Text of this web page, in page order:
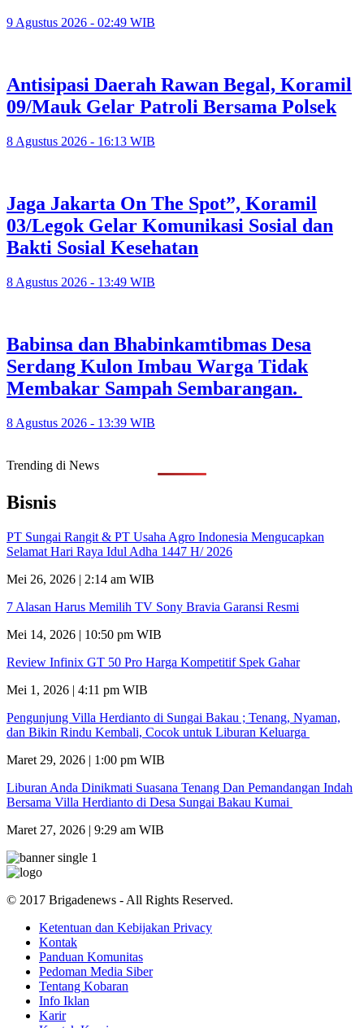
9 Agustus 2026 - 02:49 WIB
Antisipasi Daerah Rawan Begal, Koramil
09/Mauk Gelar Patroli Bersama Polsek
8 Agustus 2026 - 16:13 WIB
Jaga Jakarta On The Spot”, Koramil
03/Legok Gelar Komunikasi Sosial dan
Bakti Sosial Kesehatan
8 Agustus 2026 - 13:49 WIB
Babinsa dan Bhabinkamtibmas Desa
Serdang Kulon Imbau Warga Tidak
Membakar Sampah Sembarangan.
8 Agustus 2026 - 13:39 WIB
Trending di News
Bisnis
PT Sungai Rangit & PT Usaha Agro Indonesia Mengucapkan
Selamat Hari Raya Idul Adha 1447 H/ 2026
Mei 26, 2026 | 2:14 am WIB
7 Alasan Harus Memilih TV Sony Bravia Garansi Resmi
Mei 14, 2026 | 10:50 pm WIB
Review Infinix GT 50 Pro Harga Kompetitif Spek Gahar
Mei 1, 2026 | 4:11 pm WIB
Pengunjung Villa Herdianto di Sungai Bakau ; Tenang, Nyaman,
dan Bikin Rindu Kembali, Cocok untuk Liburan Keluarga
Maret 29, 2026 | 1:00 pm WIB
Liburan Anda Dinikmati Suasana Tenang Dan Pemandangan Indah
Bersama Villa Herdianto di Desa Sungai Bakau Kumai
Maret 27, 2026 | 9:29 am WIB
© 2017 Brigadenews - All Rights Reserved.
Ketentuan dan Kebijakan Privacy
Kontak
Panduan Komunitas
Pedoman Media Siber
Tentang Kobaran
Info Iklan
Karir